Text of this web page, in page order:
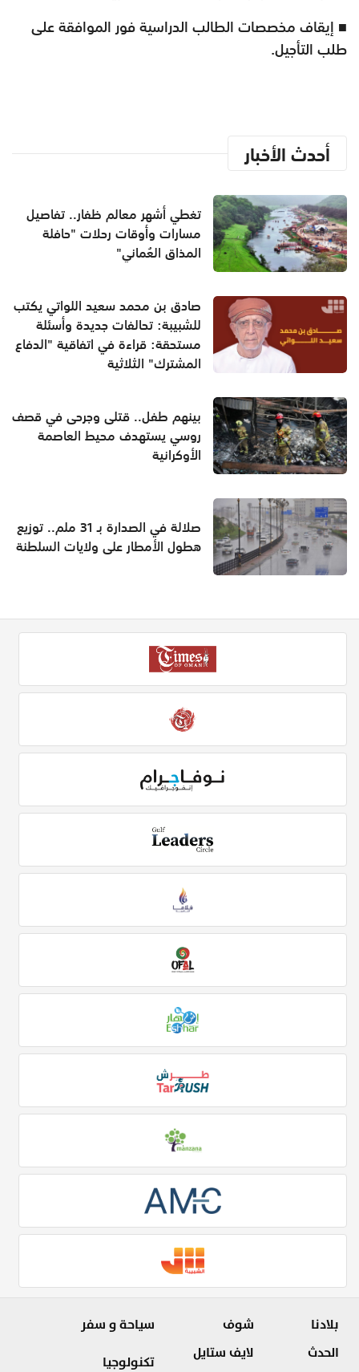
■ إيقاف مخصصات الطالب الدراسية فور الموافقة على
طلب التأجيل.
أحدث الأخبار
تغطي أشهر معالم ظفار.. تفاصيل
مسارات وأوقات رحلات "حافلة
المذاق العُماني"
صادق بن محمد سعيد اللواتي يكتب
للشبيبة: تحالفات جديدة وأسئلة
مستحقة: قراءة في اتفاقية "الدفاع
المشترك" الثلاثية
بينهم طفل.. قتلى وجرحى في قصف
روسي يستهدف محيط العاصمة
الأوكرانية
صلالة في الصدارة بـ 31 ملم.. توزيع
هطول الأمطار على ولايات السلطنة
بلادنا
الحدث
شوف
لايف ستايل
سياحة و سفر
تكنولوجيا